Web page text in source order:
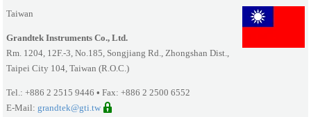
Taiwan
Grandtek Instruments Co., Ltd.
Rm. 1204, 12F.-3, No.185, Songjiang Rd., Zhongshan Dist.,
Taipei City 104, Taiwan (R.O.C.)
Tel.: +886 2 2515 9446 •Fax: +886 2 2500 6552
E-Mail:grandtek@gti.tw